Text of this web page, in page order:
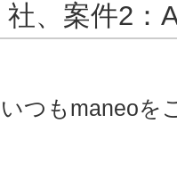
社、案件2：
いつもmaneoを